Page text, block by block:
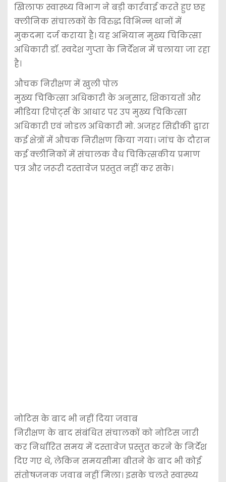
खिलाफ स्वास्थ्य विभाग ने बड़ी कार्रवाई करते हुए छह
क्लीनिक संचालकों के विरुद्ध विभिन्न थानों में
मुकदमा दर्ज कराया है। यह अभियान मुख्य चिकित्सा
अधिकारी डॉ. स्वदेश गुप्ता के निर्देशन में चलाया जा रहा
है।
औचक निरीक्षण में खुली पोल
मुख्य चिकित्सा अधिकारी के अनुसार, शिकायतों और
मीडिया रिपोर्ट्स के आधार पर उप मुख्य चिकित्सा
अधिकारी एवं नोडल अधिकारी मो. अजहर सिद्दीकी द्वारा
कई क्षेत्रों में औचक निरीक्षण किया गया। जांच के दौरान
कई क्लीनिकों में संचालक वैध चिकित्सकीय प्रमाण
पत्र और जरूरी दस्तावेज प्रस्तुत नहीं कर सके।
नोटिस के बाद भी नहीं दिया जवाब
निरीक्षण के बाद संबंधित संचालकों को नोटिस जारी
कर निर्धारित समय में दस्तावेज प्रस्तुत करने के निर्देश
दिए गए थे, लेकिन समयसीमा बीतने के बाद भी कोई
संतोषजनक जवाब नहीं मिला। इसके चलते स्वास्थ्य